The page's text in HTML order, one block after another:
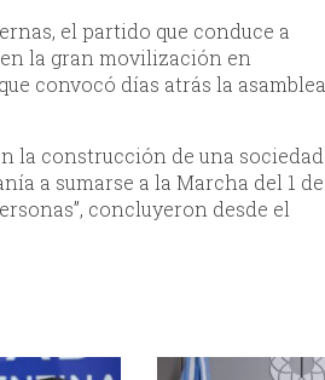
el partido que conduce a
la gran movilización en
convocó días atrás la asamblea
la construcción de una sociedad
a sumarse a la Marcha del 1 de
concluyeron desde el